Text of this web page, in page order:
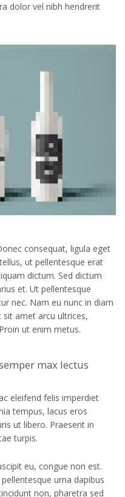
dolor vel nibh hendrerit
consequat, ligula eget
ut pellentesque erat
dictum. Sed dictum
et. Ut pellentesque
nec. Nam eu nunc in diam
amet arcu ultrices,
ut enim metus.
max lectus
eleifend felis imperdiet
tempus, lacus eros
ut libero. Praesent in
turpis.
eu, congue non est.
urna dapibus
non, pharetra sed